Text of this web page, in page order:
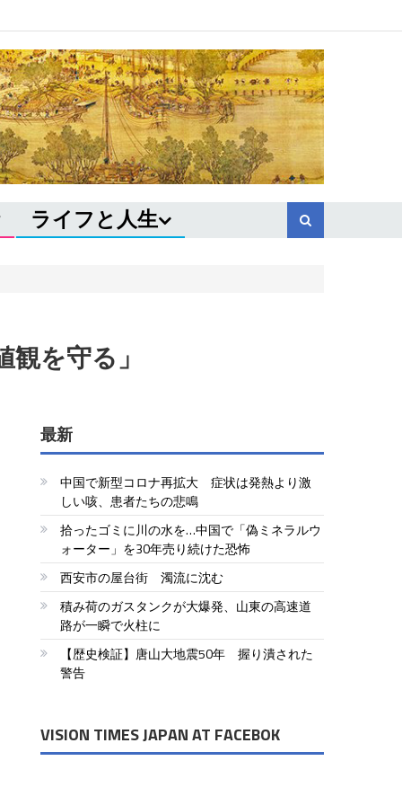
ライフと人生
を守る」
最新
中国で新型コロナ再拡大 症状は発熱より激
しい咳、患者たちの悲鳴
拾ったゴミに川の水を…中国で「偽ミネラルウ
ォーター」を30年売り続けた恐怖
西安市の屋台街 濁流に沈む
積み荷のガスタンクが大爆発、山東の高速道
路が一瞬で火柱に
【歴史検証】唐山大地震50年 握り潰された
警告
VISION TIMES JAPAN AT FACEBOK